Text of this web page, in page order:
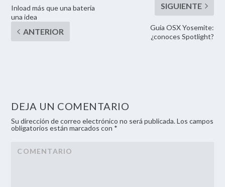
Inload más que una batería
una idea
Guía OSX Yosemite:
¿conoces Spotlight?
DEJA UN COMENTARIO
Su dirección de correo electrónico no será publicada. Los campos
obligatorios están marcados con *